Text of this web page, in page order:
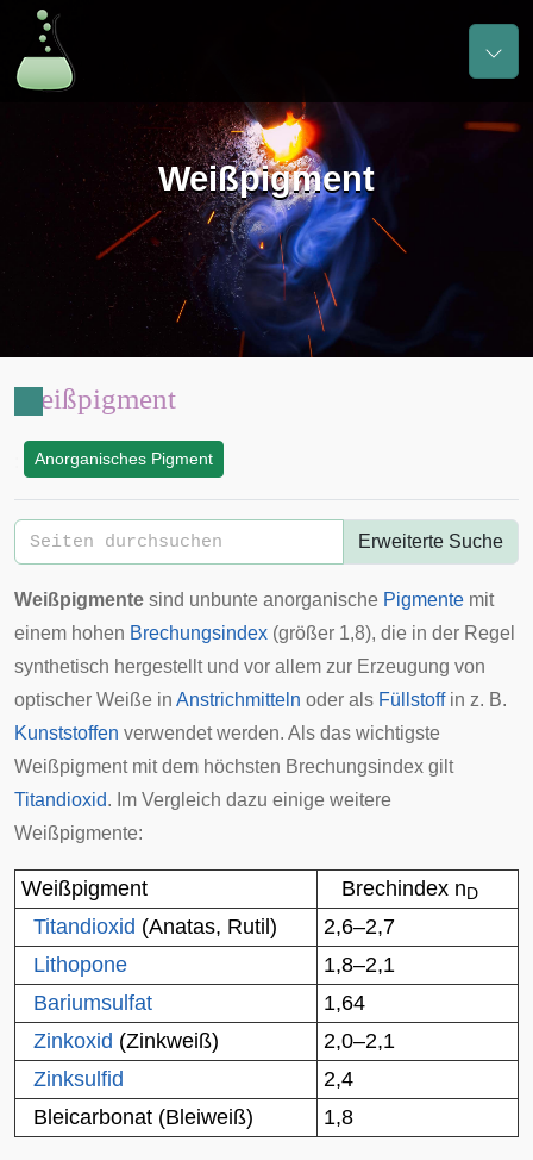
Weißpigment
Weißpigment
Anorganisches Pigment
Erweiterte Suche
Weißpigmente sind unbunte anorganische Pigmente mit
einem hohen Brechungsindex (größer 1,8), die in der Regel
synthetisch hergestellt und vor allem zur Erzeugung von
optischer Weiße in Anstrichmitteln oder als Füllstoffin z. B.
Kunststoffen verwendet werden. Als das wichtigste
Weißpigment mit dem höchsten Brechungsindex gilt
Titandioxid. Im Vergleich dazu einige weitere
Weißpigmente:
Weißpigment Brechindex n D
Titandioxid (Anatas, Rutil)
2,6–2,7
Lithopone
1,8–2,1
Bariumsulfat
1,64
Zinkoxid (Zinkweiß)
2,0–2,1
Zinksulfid
2,4
Bleicarbonat (Bleiweiß) 1,8